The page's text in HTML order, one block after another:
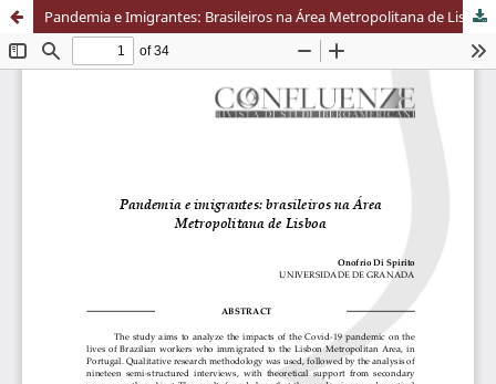
Pandemia e Imigrantes: Brasileiros na Área Metropolitana de Lisboa